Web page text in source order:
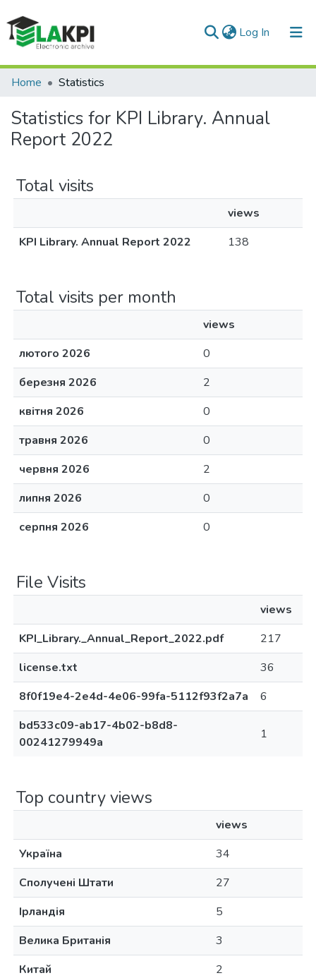
Log In (current)
Communities & Collections
All of DSpace
Home Statistics
Statistics for KPI Library. Annual
Report 2022
Total visits
views
KPI Library. Annual Report 2022
138
Total visits per month
views
лютого 2026
0
березня 2026
2
квітня 2026
0
травня 2026
0
червня 2026
2
липня 2026
0
серпня 2026
0
File Visits
views
KPI_Library._Annual_Report_2022.pdf
217
license.txt
36
8f0f19e4-2e4d-4e06-99fa-5112f93f2a7a
6
bd533c09-ab17-4b02-b8d8-
00241279949a
1
Top country views
views
Україна
34
Сполучені Штати
27
Ірландія
5
Велика Британія
3
Китай
2